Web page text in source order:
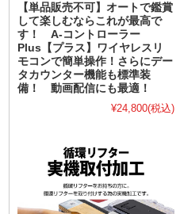
【単品販売不可】オートで鑑賞
して楽しむならこれが最高で
す！ A-コントローラー
Plus【プラス】ワイヤレスリ
モコンで簡単操作！さらにデー
タカウンター機能も標準装
備！ 動画配信にも最適！
¥24,800(税込)